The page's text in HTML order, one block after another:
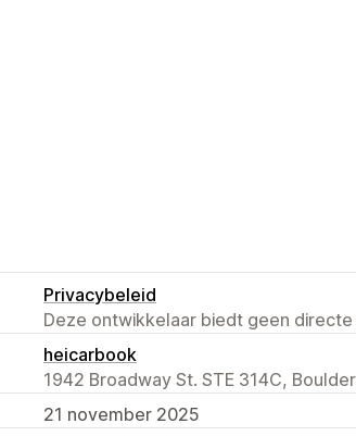
Privacybeleid
Deze ontwikkelaar biedt geen
heicarbook
1942 Broadway St. STE 314C,
21 november 2025